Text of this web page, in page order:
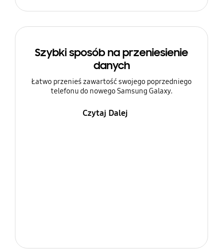
Szybki sposób na przeniesienie
danych
Łatwo przenieś zawartość swojego poprzedniego
telefonu do nowego Samsung Galaxy.
Czytaj Dalej